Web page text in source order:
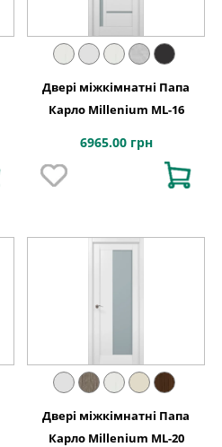
Двері міжкімнатні Папа
Карло Millenium ML-16
6965.00 грн
Двері міжкімнатні Папа
Карло Millenium ML-20